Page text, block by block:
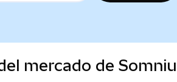
mercado de